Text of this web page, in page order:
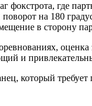
фокстрота, где
на 180
в сторону
и
который требует